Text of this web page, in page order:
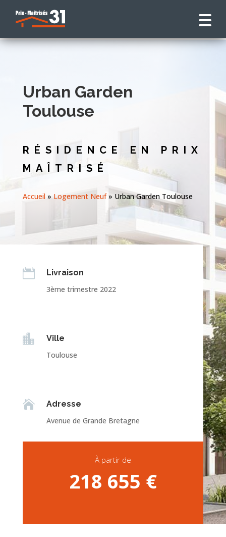
Urban Garden
Toulouse
RÉSIDENCE EN PRIX
MAÎTRISÉ
Accueil» Logement Neuf» Urban Garden Toulouse

Livraison
3ème trimestre 2022

Ville
Toulouse

Adresse
Avenue de Grande Bretagne
À partir de
218 655 €